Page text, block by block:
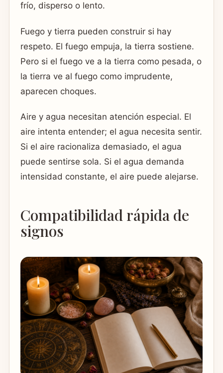
frío, disperso o lento.
Fuego y tierra pueden construir si hay
respeto. El fuego empuja, la tierra sostiene.
Pero si el fuego ve a la tierra como pesada, o
la tierra ve al fuego como imprudente,
aparecen choques.
Aire y agua necesitan atención especial. El
aire intenta entender; el agua necesita sentir.
Si el aire racionaliza demasiado, el agua
puede sentirse sola. Si el agua demanda
intensidad constante, el aire puede alejarse.
Compatibilidad rápida de
signos